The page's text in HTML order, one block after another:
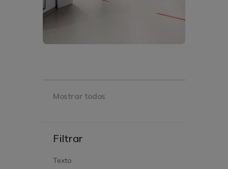
Mostrar todos
Filtrar
Texto